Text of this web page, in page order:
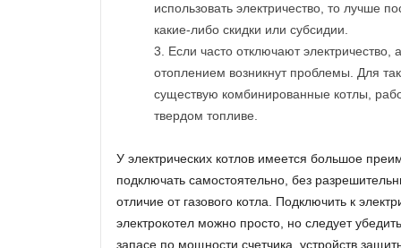
использовать электричество, то лучше
какие-либо скидки или субсидии.
Если часто отключают электричество,
отоплением возникнут проблемы. Для
существую комбинированные котлы,
твердом топливе.
У электрических котлов имеется большое
подключать самостоятельно, без
отличие от газового котла. Подключить к
электрокотел можно просто, но следует
запасе по мощности счетчика, устройств